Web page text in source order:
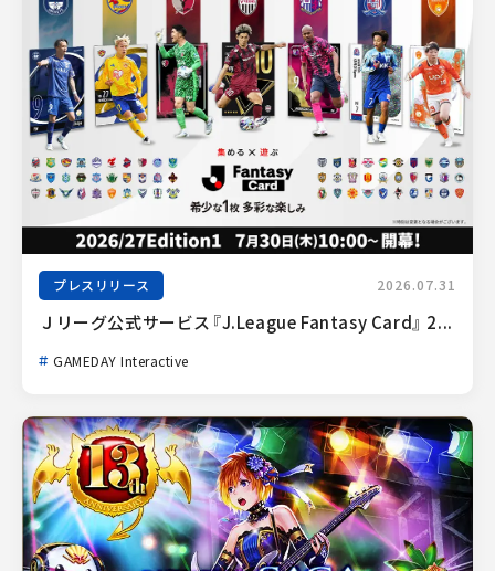
プレスリリース 2026.07.31
Ｊリーグ公式サービス『J.League Fantasy Card』 2...
GAMEDAY Interactive